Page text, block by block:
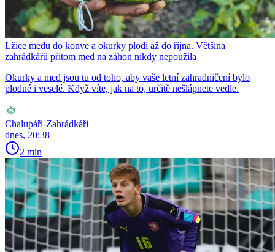
Lžíce medu do konve a okurky plodí až do října. Většina
zahrádkářů přitom med na záhon nikdy nepoužila
Okurky a med jsou tu od toho, aby vaše letní zahradničení bylo
plodné i veselé. Když víte, jak na to, určitě nešlápnete vedle.
Chalupáři-Zahrádkáři
dnes, 20:38
2 min